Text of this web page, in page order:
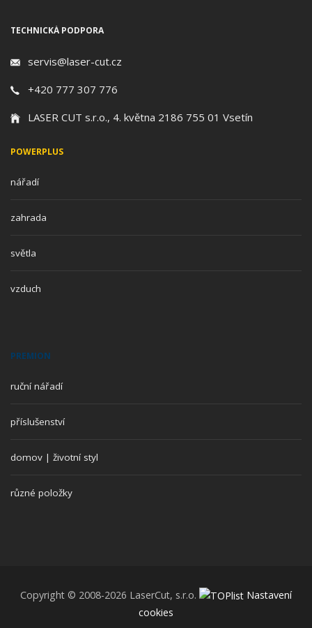
TECHNICKÁ PODPORA
servis@laser-cut.cz
+420 777 307 776
LASER CUT s.r.o., 4. května 2186 755 01 Vsetín
POWERPLUS
nářadí
zahrada
světla
vzduch
PREMION
ruční nářadí
příslušenství
domov | životní styl
různé položky
Copyright © 2008-2026 LaserCut, s.r.o.
Nastavení
cookies